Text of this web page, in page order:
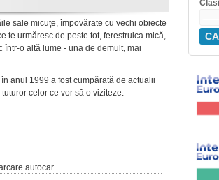
sale micuţe, împovărate cu vechi obiecte
te urmăresc de peste tot, ferestruica mică,
o altă lume - una de demult, mai
anul 1999 a fost cumpărată de actualii
celor ce vor să o viziteze.
autocar